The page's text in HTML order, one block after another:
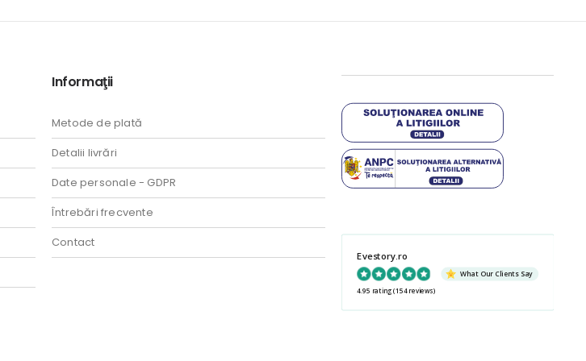
Informaţii
Metode de plată
Detalii livrări
Date personale - GDPR
Întrebări frecvente
Contact
Evestory.ro
What Our Clients Say
4.95 rating (154 reviews)